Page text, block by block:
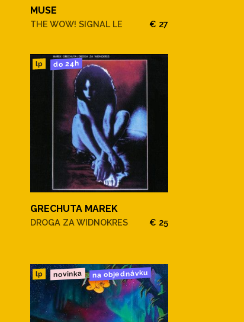
MUSE
THE WOW! SIGNAL LE € 27
lp do 24h
GRECHUTA MAREK
DROGA ZA WIDNOKRES € 25
lp novinka na objednávku